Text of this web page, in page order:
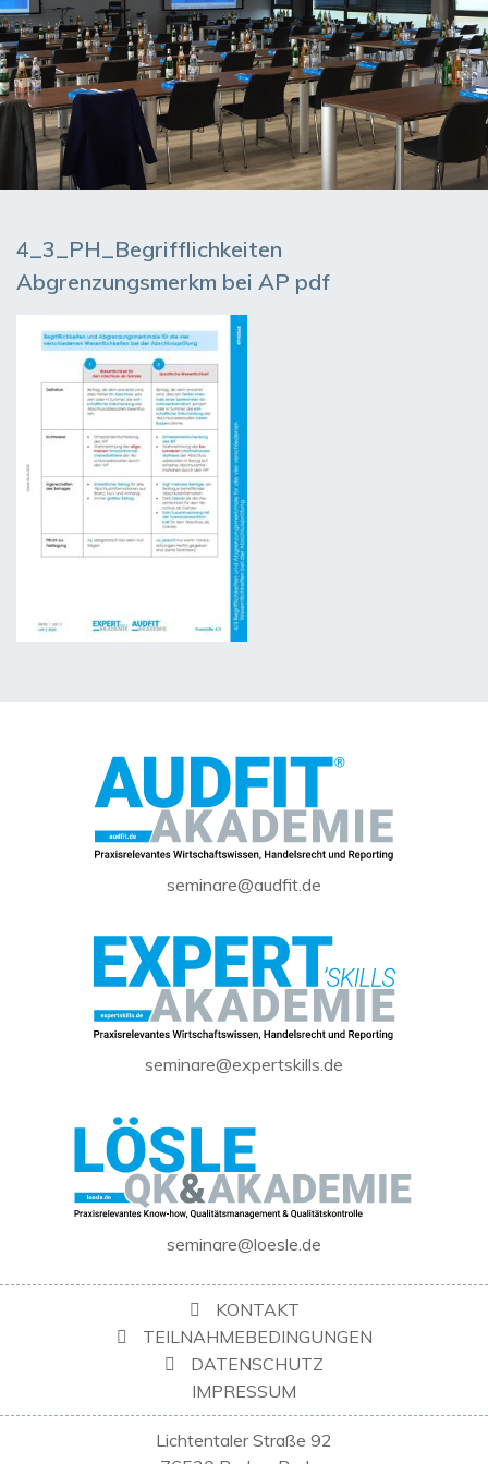
4_3_PH_Begrifflichkeiten
Abgrenzungsmerkm bei AP pdf
seminare@audfit.de
seminare@expertskills.de
seminare@loesle.de
KONTAKT
TEILNAHMEBEDINGUNGEN
DATENSCHUTZ
IMPRESSUM
Lichtentaler Straße 92